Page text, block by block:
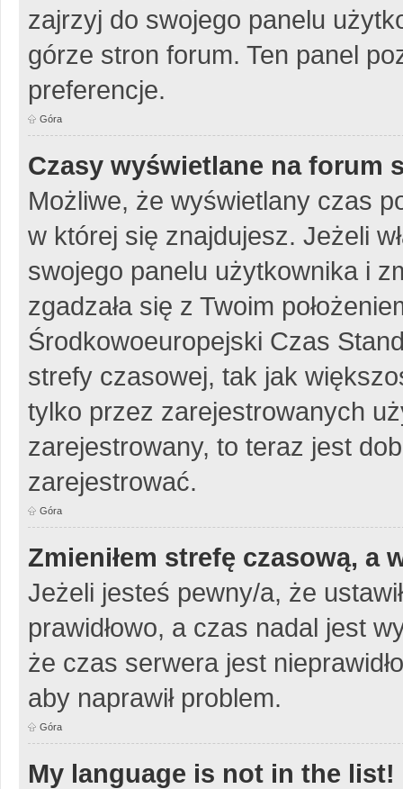
zajrzyj do swojego panelu
górze stron forum. Ten panel
preferencje.
Góra
Czasy wyświetlane na forum
Możliwe, że wyświetlany czas
w której się znajdujesz. Jeżeli
swojego panelu użytkownika i
zgadzała się z Twoim
Środkowoeuropejski Czas
strefy czasowej, tak jak
tylko przez zarejestrowanych
zarejestrowany, to teraz jest
zarejestrować.
Góra
Zmieniłem strefę czasową, a
Jeżeli jesteś pewny/a, że
prawidłowo, a czas nadal jest
że czas serwera jest
aby naprawił problem.
Góra
My language is not in the list!